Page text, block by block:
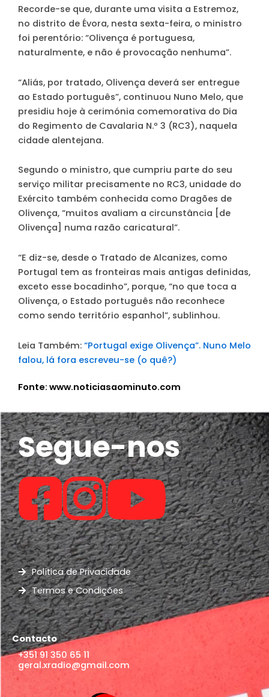
Recorde-se que, durante uma visita a Estremoz,
no distrito de Évora, nesta sexta-feira, o ministro
foi perentório: “Olivença é portuguesa,
naturalmente, e não é provocação nenhuma”.
“Aliás, por tratado, Olivença deverá ser entregue
ao Estado português”, continuou Nuno Melo, que
presidiu hoje à cerimónia comemorativa do Dia
do Regimento de Cavalaria N.º 3 (RC3), naquela
cidade alentejana.
Segundo o ministro, que cumpriu parte do seu
serviço militar precisamente no RC3, unidade do
Exército também conhecida como Dragões de
Olivença, “muitos avaliam a circunstância [de
Olivença] numa razão caricatural”.
“E diz-se, desde o Tratado de Alcanizes, como
Portugal tem as fronteiras mais antigas definidas,
exceto esse bocadinho”, porque, “no que toca a
Olivença, o Estado português não reconhece
como sendo território espanhol”, sublinhou.
Leia Também: “Portugal exige Olivença”. Nuno Melo
falou, lá fora escreveu-se (o quê?)
Fonte: www.noticiasaominuto.com
Segue-nos
Política de Privacidade
Termos e Condições
Contacto
+351 91 350 65 11
geral.xradio@gmail.com